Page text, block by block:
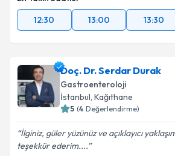
Takvim Talebini
12:30
13:00 13:30
Doç. Dr. Serdar Durak
Gastroenteroloji
İstanbul, Kağıthane
5 (4 Değerlendirme)
İlginiz, güler yüzünüz ve açıklayıcı
teşekkür ederim....